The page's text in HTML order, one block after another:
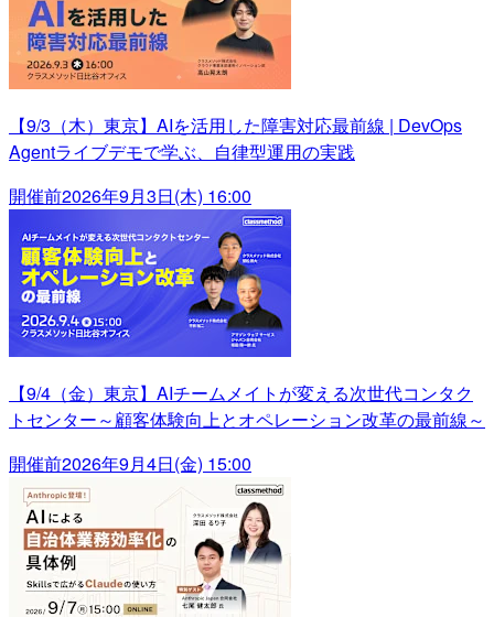
【9/3（木）東京】AIを活用した障害対応最前線 | DevOps
Agentライブデモで学ぶ、自律型運用の実践
開催前2026年9月3日(木) 16:00
【9/4（金）東京】AIチームメイトが変える次世代コンタク
トセンター～顧客体験向上とオペレーション改革の最前線～
開催前2026年9月4日(金) 15:00